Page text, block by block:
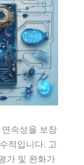
속성을 보장
적입니다. 고
가 및 완화가